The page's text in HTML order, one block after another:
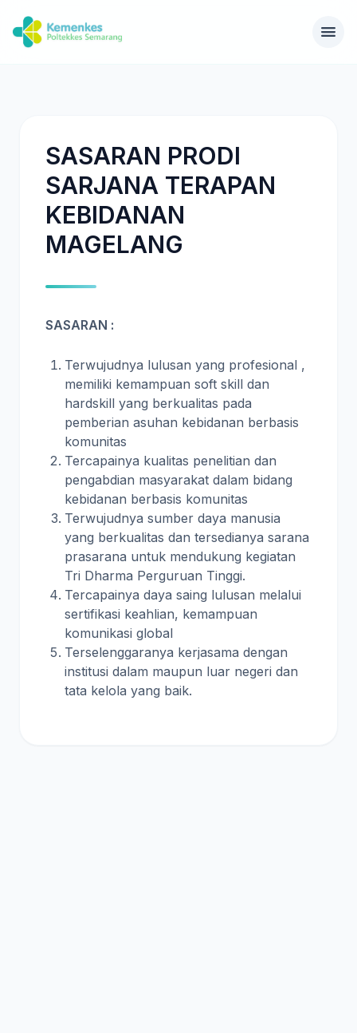
SASARAN PRODI
SARJANA TERAPAN
KEBIDANAN
MAGELANG
SASARAN :
Terwujudnya lulusan yang profesional ,
memiliki kemampuan soft skill dan
hardskill yang berkualitas pada
pemberian asuhan kebidanan berbasis
komunitas
Tercapainya kualitas penelitian dan
pengabdian masyarakat dalam bidang
kebidanan berbasis komunitas
Terwujudnya sumber daya manusia
yang berkualitas dan tersedianya sarana
prasarana untuk mendukung kegiatan
Tri Dharma Perguruan Tinggi.
Tercapainya daya saing lulusan melalui
sertifikasi keahlian, kemampuan
komunikasi global
Terselenggaranya kerjasama dengan
institusi dalam maupun luar negeri dan
tata kelola yang baik.